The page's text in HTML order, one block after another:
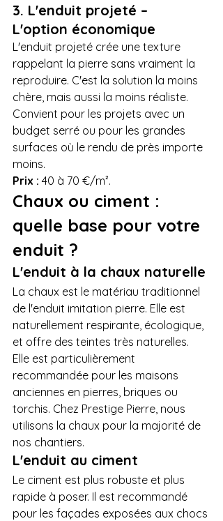
3. L'enduit projeté –
L'option économique
L'enduit projeté crée une texture
rappelant la pierre sans vraiment la
reproduire. C'est la solution la moins
chère, mais aussi la moins réaliste.
Convient pour les projets avec un
budget serré ou pour les grandes
surfaces où le rendu de près importe
moins.
Prix : 40 à 70 €/m².
Chaux ou ciment :
quelle base pour votre
enduit ?
L'enduit à la chaux naturelle
La chaux est le matériau traditionnel
de l'enduit imitation pierre. Elle est
naturellement respirante, écologique,
et offre des teintes très naturelles.
Elle est particulièrement
recommandée pour les maisons
anciennes en pierres, briques ou
torchis. Chez Prestige Pierre, nous
utilisons la chaux pour la majorité de
nos chantiers.
L'enduit au ciment
Le ciment est plus robuste et plus
rapide à poser. Il est recommandé
pour les façades exposées aux chocs